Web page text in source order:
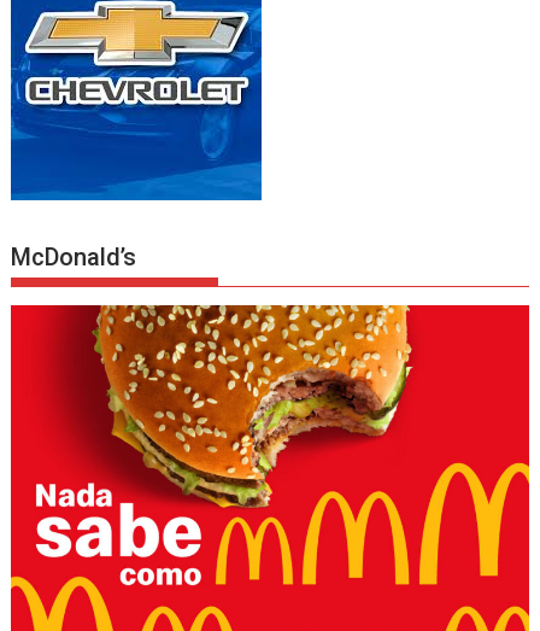
McDonald’s